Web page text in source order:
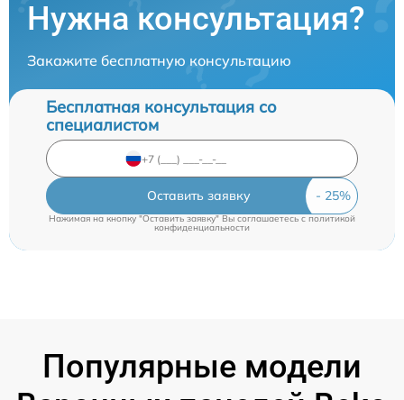
Нужна консультация?
Закажите бесплатную консультацию
Бесплатная консультация со
специалистом
Оставить заявку
Нажимая на кнопку "Оставить заявку" Вы соглашаетесь cполитикой
конфиденциальности
Популярные модели